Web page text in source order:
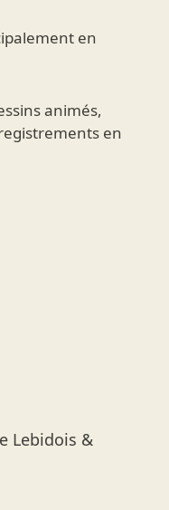
en
animés,
en
Lebidois &